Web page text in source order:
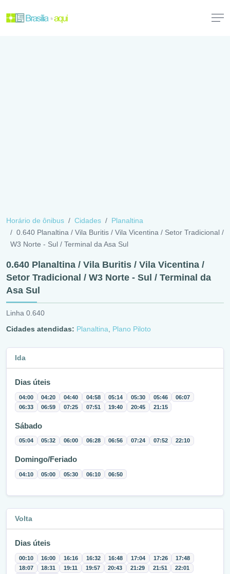
Horário de ônibus Cidades
Planaltina
0.640 Planaltina / Vila Buritis / Vila Vicentina / Setor Tradicional /
W3 Norte - Sul / Terminal da Asa Sul
0.640 Planaltina / Vila Buritis / Vila Vicentina /
Setor Tradicional / W3 Norte - Sul / Terminal da
Asa Sul
Linha 0.640
Cidades atendidas: Planaltina Plano Piloto
Ida
Dias úteis
04:00 04:20 04:40 04:58 05:14 05:30 05:46
06:07
06:33
06:59 07:25 07:51 19:40 20:45 21:15
Sábado
05:04 05:32 06:00 06:28 06:56 07:24 07:52 22:10
Domingo/Feriado
04:10 05:00 05:30 06:10 06:50
Volta
Dias úteis
00:10 16:00 16:16 16:32 16:48 17:04 17:26
17:48
18:07
18:31 19:11 19:57 20:43 21:29 21:51
22:01